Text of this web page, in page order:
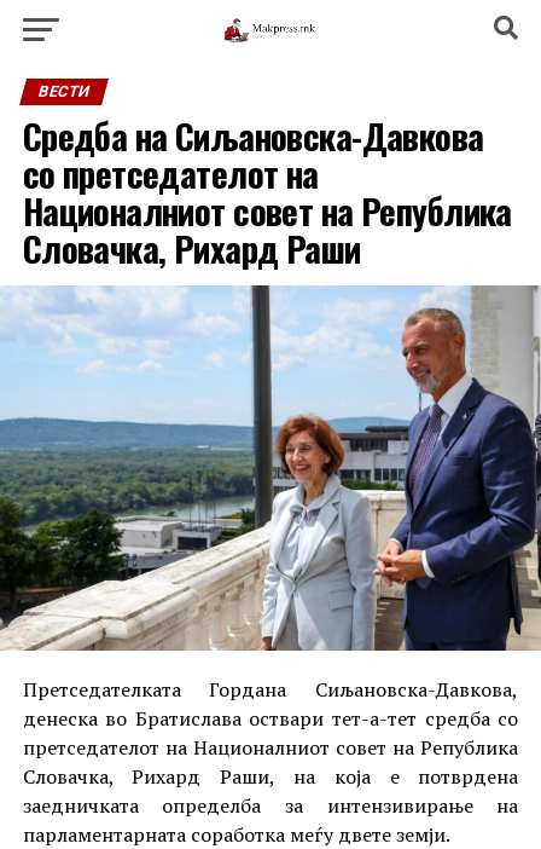
ВЕСТИ
Средба на Сиљановска-Давкова
со претседателот на
Националниот совет на Република
Словачка, Рихард Раши
Претседателката Гордана Сиљановска-Давкова,
денеска во Братислава оствари тет-а-тет средба со
претседателот на Националниот совет на Република
Словачка, Рихард Раши, на која е потврдена
заедничката определба за интензивирање на
парламентарната соработка меѓу двете земји.